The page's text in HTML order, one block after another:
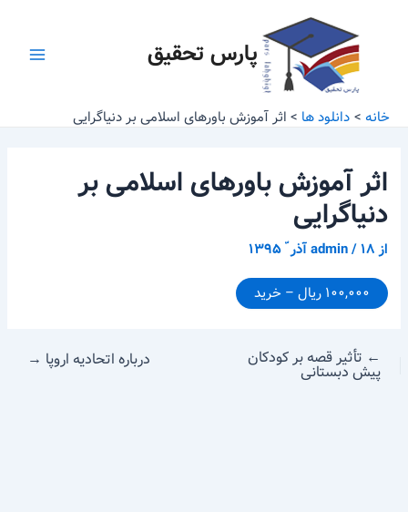
پارس تحقیق
خانه دانلود ها اثر آموزش باورهای اسلامی بر دنیاگرایی
اثر آموزش باورهای اسلامی بر
دنیاگرایی
از admin/۱۸ آذر ّ ۱۳۹۵
۱۰۰,۰۰۰ ریال – خرید
← تأثیر قصه بر کودکان
پیش دبستانی
درباره اتحادیه اروپا →